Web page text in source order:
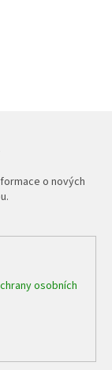
o nových
osobních